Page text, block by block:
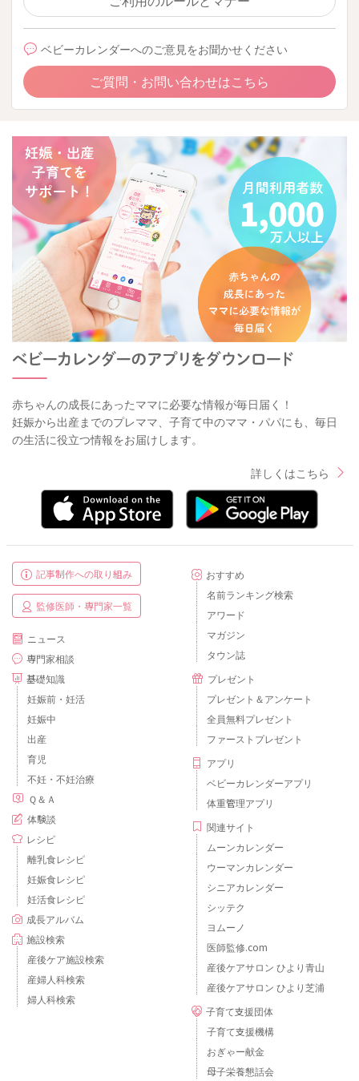
ベビーカレンダーへのご意見をお聞かせください
ご質問・お問い合わせはこちら
赤ちゃんの成長にあったママに必要な情報が毎日届く！
妊娠から出産までのプレママ、子育て中のママ・パパにも、毎日
の生活に役立つ情報をお届けします。
詳しくはこちら
記事制作への取り組み
監修医師・専門家一覧
ニュース
専門家相談
基礎知識
妊娠前・妊活
妊娠中
出産
育児
不妊・不妊治療
Ｑ＆Ａ
体験談
レシピ
離乳食レシピ
妊娠食レシピ
妊活食レシピ
成長アルバム
施設検索
産後ケア施設検索
産婦人科検索
婦人科検索
おすすめ
名前ランキング検索
アワード
マガジン
タウン誌
プレゼント
プレゼント＆アンケート
全員無料プレゼント
ファーストプレゼント
アプリ
ベビーカレンダーアプリ
体重管理アプリ
関連サイト
ムーンカレンダー
ウーマンカレンダー
シニアカレンダー
シッテク
ヨムーノ
医師監修.com
産後ケアサロン ひより青山
産後ケアサロン ひより芝浦
子育て支援団体
子育て支援機構
おぎゃー献金
母子栄養懇話会